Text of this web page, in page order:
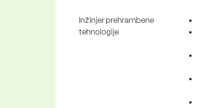
Inžinjer prehrambene
tehnologije